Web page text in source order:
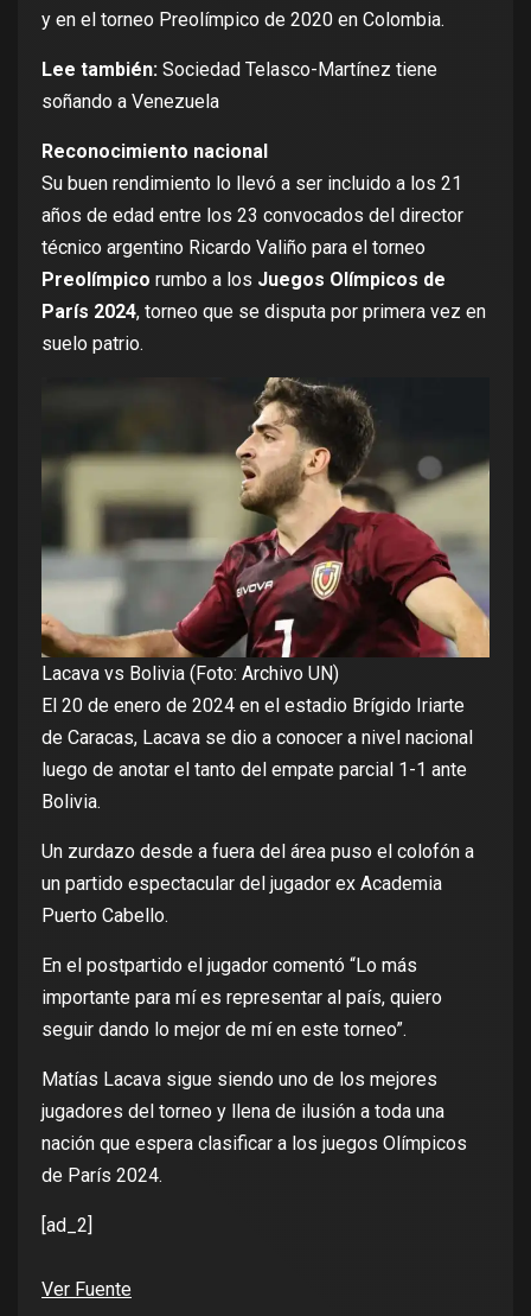
y en el torneo Preolímpico de 2020 en Colombia.
Lee también: Sociedad Telasco-Martínez tiene
soñando a Venezuela
Reconocimiento nacional
Su buen rendimiento lo llevó a ser incluido a los 21
años de edad entre los 23 convocados del director
técnico argentino Ricardo Valiño para el torneo
Preolímpico rumbo a los Juegos Olímpicos de
París 2024, torneo que se disputa por primera vez en
suelo patrio.
Lacava vs Bolivia (Foto: Archivo UN)
El 20 de enero de 2024 en el estadio Brígido Iriarte
de Caracas, Lacava se dio a conocer a nivel nacional
luego de anotar el tanto del empate parcial 1-1 ante
Bolivia.
Un zurdazo desde a fuera del área puso el colofón a
un partido espectacular del jugador ex Academia
Puerto Cabello.
En el postpartido el jugador comentó “Lo más
importante para mí es representar al país, quiero
seguir dando lo mejor de mí en este torneo”.
Matías Lacava sigue siendo uno de los mejores
jugadores del torneo y llena de ilusión a toda una
nación que espera clasificar a los juegos Olímpicos
de París 2024.
[ad_2]
Ver Fuente